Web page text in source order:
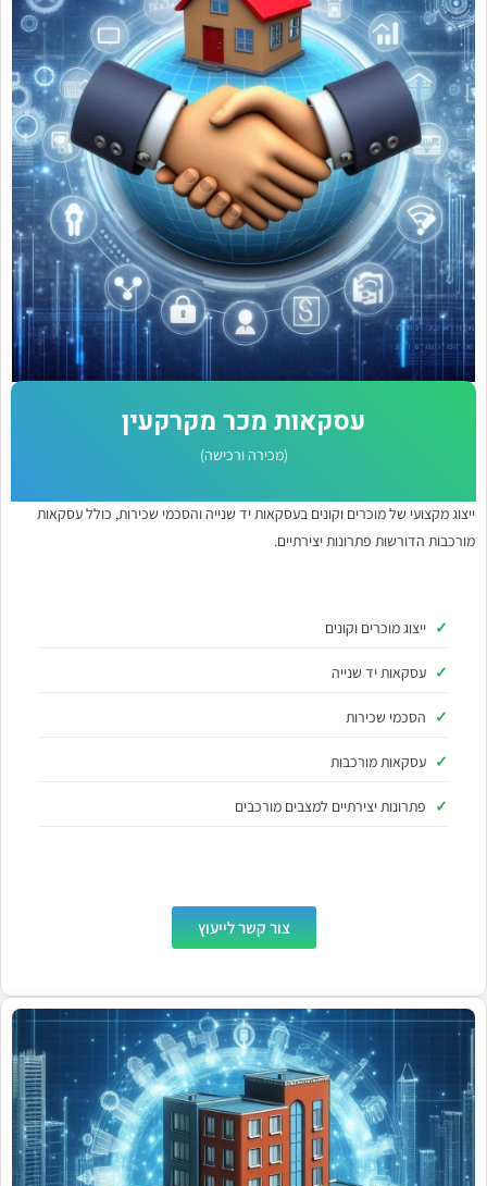
עסקאות מכר מקרקעין
(מכירה ורכישה)
ייצוג מקצועי של מוכרים וקונים בעסקאות יד שנייה והסכמי שכירות, כולל עסקאות
מורכבות הדורשות פתרונות יצירתיים.
ייצוג מוכרים וקונים
עסקאות יד שנייה
הסכמי שכירות
עסקאות מורכבות
פתרונות יצירתיים למצבים מורכבים
צור קשר לייעוץ